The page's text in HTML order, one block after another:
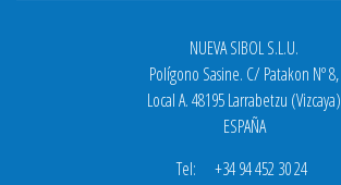
NUEVA SIBOL S.L.U.
Polígono Sasine. C/ Patakon Nº 8,
Local A. 48195 Larrabetzu (Vizcaya)
ESPAÑA
Tel: +34 94 452 30 24